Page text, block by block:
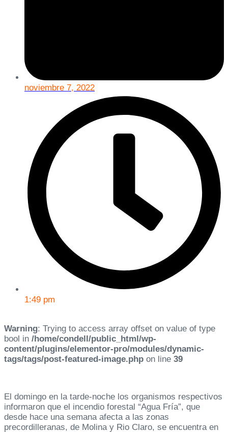
noviembre 7, 2022
1:49 pm
Warning: Trying to access array offset on value of type
bool in /home/condell/public_html/wp-
content/plugins/elementor-pro/modules/dynamic-
tags/tags/post-featured-image.php on line 39
El domingo en la tarde-noche los organismos respectivos
informaron que el incendio forestal “Agua Fría”, que
desde hace una semana afecta a las zonas
precordilleranas, de Molina y Rio Claro, se encuentra en